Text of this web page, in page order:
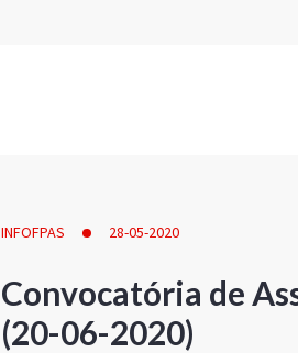
INFOFPAS 28-05-2020
Convocatória de
(20-06-2020)